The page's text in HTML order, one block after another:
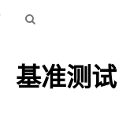
基准测试